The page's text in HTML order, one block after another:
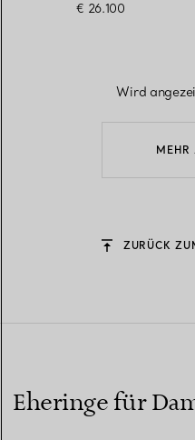
€ 26.100
MEHR
Wird
ZURÜCK
Eheringe für